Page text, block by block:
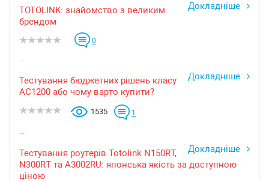
Докладніше
TOTOLINK: знайомство з великим
брендом
0
...
Докладніше
Тестування бюджетних рішень класу
AC1200 або чому варто купити?
1535 1
...
Докладніше
Тестування роутерів Totolink N150RT,
N300RT та A3002RU: японська якість за доступною
ціною